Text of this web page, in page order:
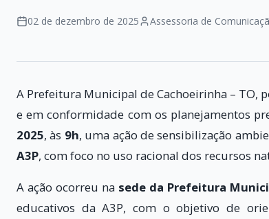
02 de dezembro de 2025 Assessoria de
A Prefeitura Municipal de Cachoeirinha – TO,
e em conformidade com os planejamentos
2025, às 9h, uma ação de sensibilização
A3P, com foco no uso racional dos recursos
A ação ocorreu na sede da Prefeitura
educativos da A3P, com o objetivo de